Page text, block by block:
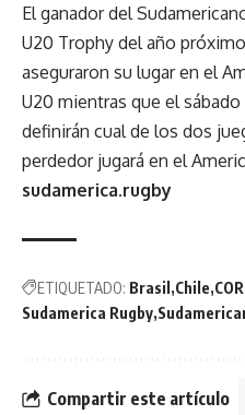
El ganador del
U20 Trophy del año
aseguraron su lugar en el
U20 mientras que el
definirán cual de los dos
perdedor jugará en el
sudamerica.rugby
ETIQUETADO: Brasil Chile
Sudamerica Rugby
Compartir este artículo